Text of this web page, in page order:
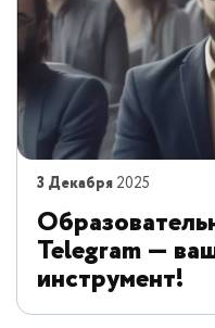
3 Декабря 2025
Telegram —
инструмент!